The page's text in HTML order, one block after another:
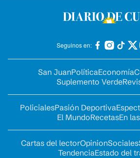
Seguinos en:
San JuanPolíticaEconomía
Suplemento Verde
PolicialesPasión Deportiva
El MundoRecetasEn
Cartas del lectorOpinionSociales
TendenciaEstado del